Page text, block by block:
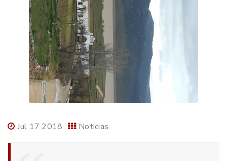
Jul 17 2018 Noticias